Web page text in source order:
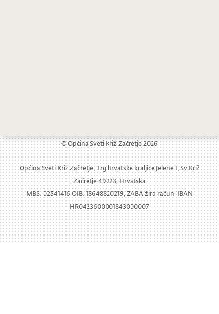
© Općina Sveti Križ Začretje 2026
Općina Sveti Križ Začretje, Trg hrvatske kraljice Jelene 1, Sv Križ
Začretje 49223, Hrvatska
MBS: 02541416 OIB: 18648820219, ZABA žiro račun: IBAN
HR0423600001843000007